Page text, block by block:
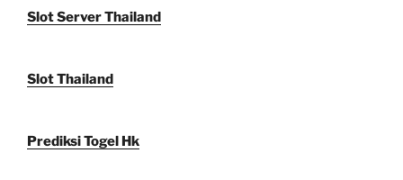
Slot Server Thailand
Slot Thailand
Prediksi Togel Hk